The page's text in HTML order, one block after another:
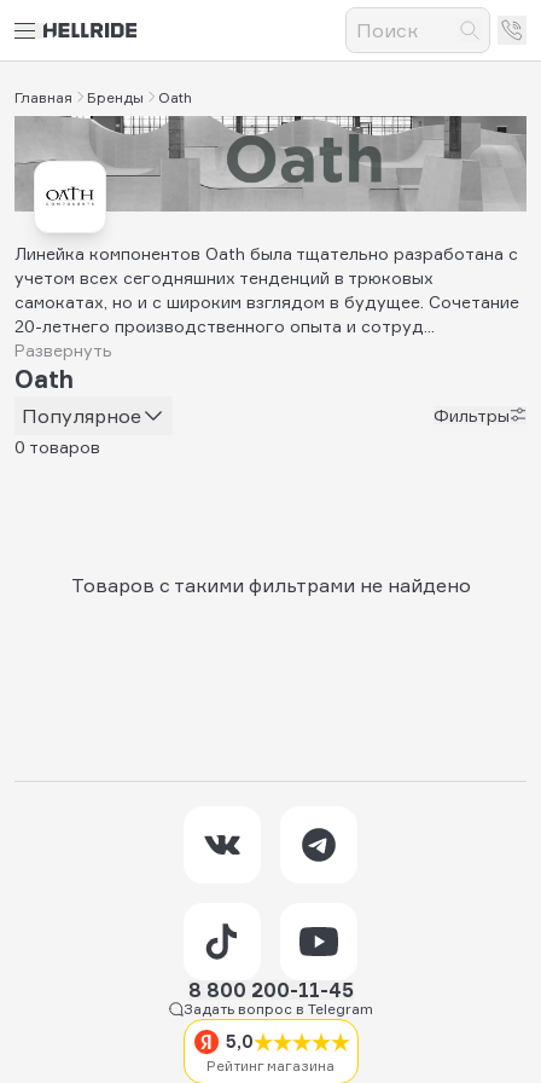
Главная Бренды Oath
Линейка компонентов Oath была тщательно разработана с
учетом всех сегодняшних тенденций в трюковых
самокатах, но и с широким взглядом в будущее. Сочетание
20-летнего производственного опыта и сотруд...
Развернуть
Oath
Популярное
Фильтры
0 товаров
Товаров с такими фильтрами не найдено
8 800 200-11-45
Задать вопрос в Telegram
5,0
Рейтинг магазина